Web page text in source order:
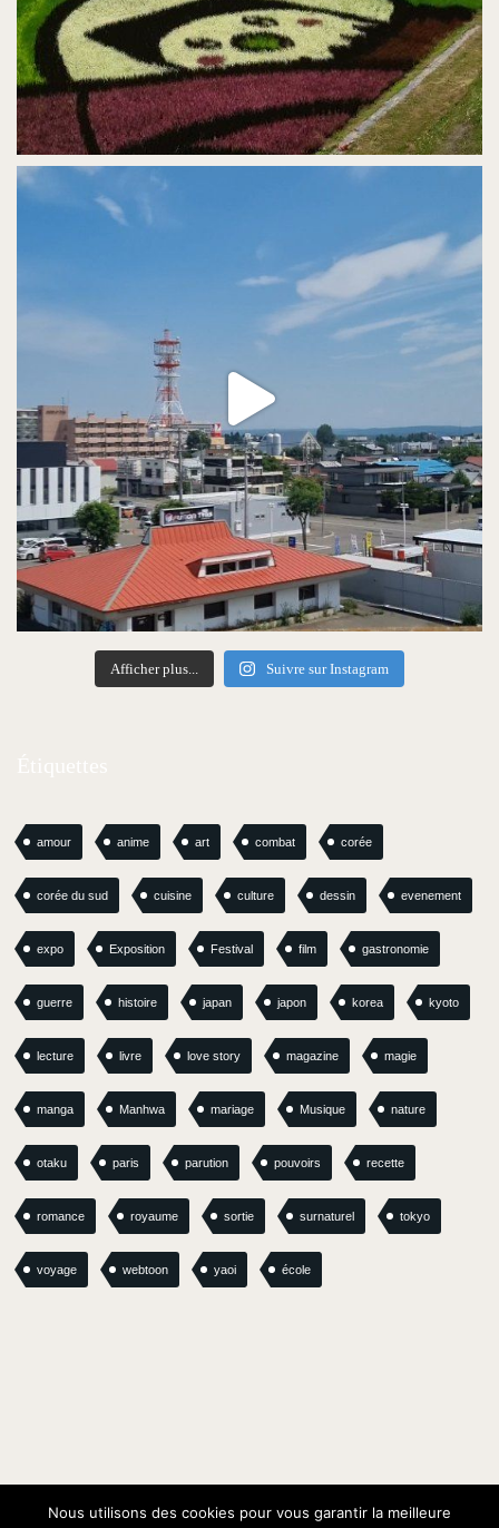
Afficher plus... Suivre sur Instagram
amour anime art combat corée
corée du sud cuisine culture dessin evenement
expo Exposition Festival film gastronomie
guerre histoire japan japon korea kyoto
lecture livre love story magazine magie
manga Manhwa mariage Musique nature
otaku paris parution pouvoirs recette
romance royaume sortie surnaturel tokyo
voyage webtoon yaoi école
Nous utilisons des cookies pour vous garantir la meilleure